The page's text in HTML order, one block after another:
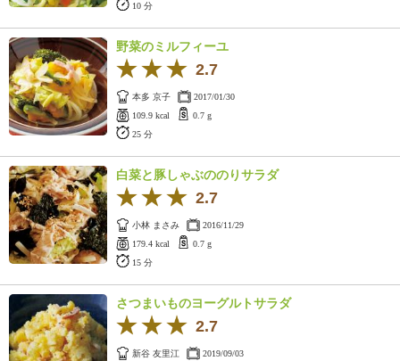
10 分
野菜のミルフィーユ
2.7
本多 京子
2017/01/30
109.9 kcal
0.7 g
25 分
白菜と豚しゃぶののりサラダ
2.7
小林 まさみ
2016/11/29
179.4 kcal
0.7 g
15 分
さつまいものヨーグルトサラダ
2.7
新谷 友里江 2019/09/03